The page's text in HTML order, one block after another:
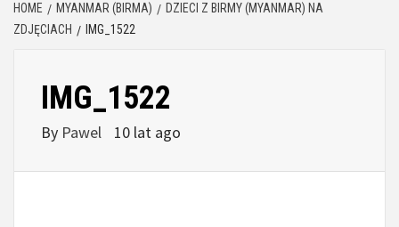
HOME MYANMAR (BIRMA)
DZIECI Z BIRMY (MYANMAR) NA
ZDJĘCIACH
IMG_1522
IMG_1522
By Pawel 10 lat ago